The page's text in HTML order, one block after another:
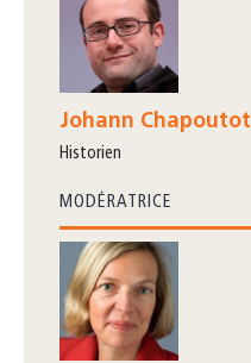
Johann Chapoutot
Historien
MODÉRATRICE